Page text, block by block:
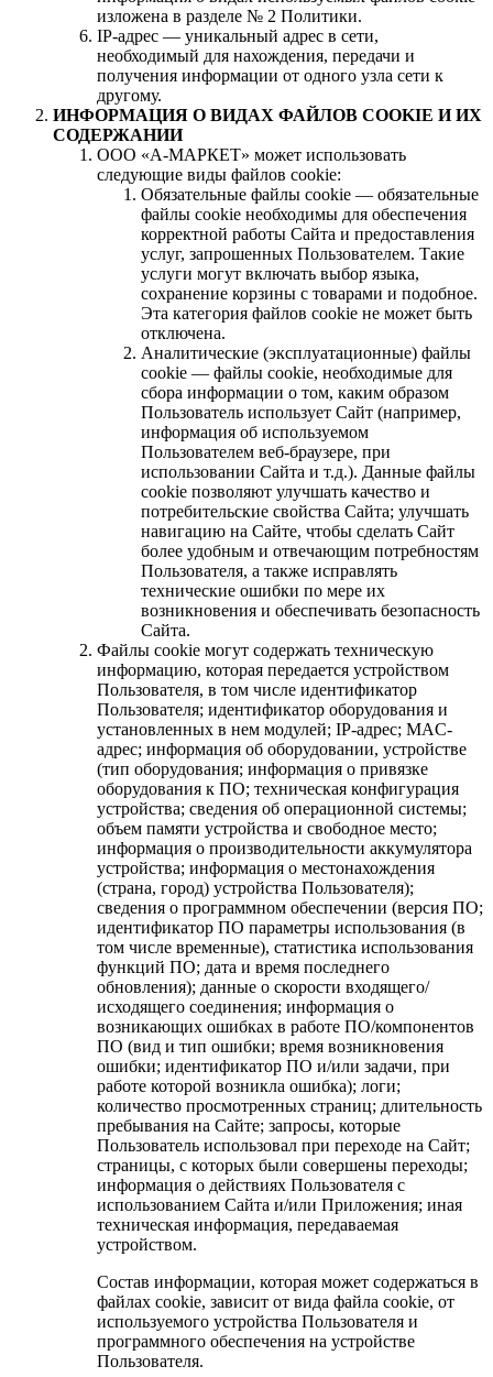
изложена в разделе № 2 Политики.
IP-адрес — уникальный адрес в сети,
необходимый для нахождения, передачи и
получения информации от одного узла сети к
другому.
ИНФОРМАЦИЯ О ВИДАХ ФАЙЛОВ COOKIE И ИХ
СОДЕРЖАНИИ
ООО «А-МАРКЕТ» может использовать
следующие виды файлов cookie:
Обязательные файлы cookie — обязательные
файлы cookie необходимы для обеспечения
корректной работы Сайта и предоставления
услуг, запрошенных Пользователем. Такие
услуги могут включать выбор языка,
сохранение корзины с товарами и подобное.
Эта категория файлов cookie не может быть
отключена.
Аналитические (эксплуатационные) файлы
cookie — файлы cookie, необходимые для
сбора информации о том, каким образом
Пользователь использует Сайт (например,
информация об используемом
Пользователем веб-браузере, при
использовании Сайта и т.д.). Данные файлы
cookie позволяют улучшать качество и
потребительские свойства Сайта; улучшать
навигацию на Сайте, чтобы сделать Сайт
более удобным и отвечающим потребностям
Пользователя, а также исправлять
технические ошибки по мере их
возникновения и обеспечивать безопасность
Сайта.
Файлы cookie могут содержать техническую
информацию, которая передается устройством
Пользователя, в том числе идентификатор
Пользователя; идентификатор оборудования и
установленных в нем модулей; IP-адрес; MAC-
адрес; информация об оборудовании, устройстве
(тип оборудования; информация о привязке
оборудования к ПО; техническая конфигурация
устройства; сведения об операционной системы;
объем памяти устройства и свободное место;
информация о производительности аккумулятора
устройства; информация о местонахождения
(страна, город) устройства Пользователя);
сведения о программном обеспечении (версия ПО;
идентификатор ПО параметры использования (в
том числе временные), статистика использования
функций ПО; дата и время последнего
обновления); данные о скорости входящего/
исходящего соединения; информация о
возникающих ошибках в работе ПО/компонентов
ПО (вид и тип ошибки; время возникновения
ошибки; идентификатор ПО и/или задачи, при
работе которой возникла ошибка); логи;
количество просмотренных страниц; длительность
пребывания на Сайте; запросы, которые
Пользователь использовал при переходе на Сайт;
страницы, с которых были совершены переходы;
информация о действиях Пользователя с
использованием Сайта и/или Приложения; иная
техническая информация, передаваемая
устройством.
Состав информации, которая может содержаться в
файлах cookie, зависит от вида файла cookie, от
используемого устройства Пользователя и
программного обеспечения на устройстве
Пользователя.